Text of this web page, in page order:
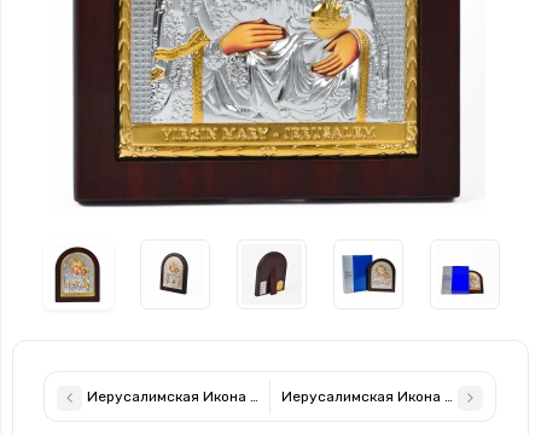
Иерусалимская Икона Божией Матери 14,7х18см арочной
Иерусалимская Икона Божией